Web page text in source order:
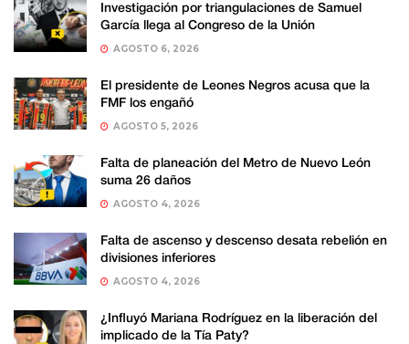
Investigación por triangulaciones de Samuel
García llega al Congreso de la Unión
AGOSTO 6, 2026
El presidente de Leones Negros acusa que la
FMF los engañó
AGOSTO 5, 2026
Falta de planeación del Metro de Nuevo León
suma 26 daños
AGOSTO 4, 2026
Falta de ascenso y descenso desata rebelión en
divisiones inferiores
AGOSTO 4, 2026
¿Influyó Mariana Rodríguez en la liberación del
implicado de la Tía Paty?